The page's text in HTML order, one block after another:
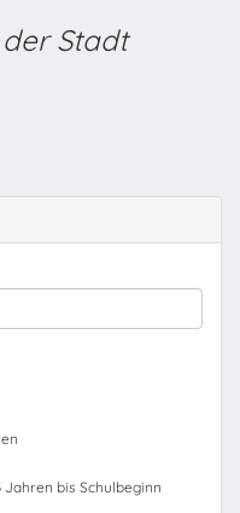
Stadt
Jahren bis Schulbeginn